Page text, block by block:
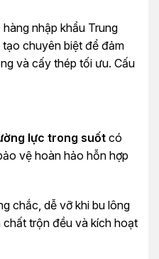
nhập khẩu Trung
chuyên biệt để đảm
và cấy thép tối ưu. Cấu
lực trong suốt có
vệ hoàn hảo hỗn hợp
chắc, dễ vỡ khi bu lông
trộn đều và kích hoạt